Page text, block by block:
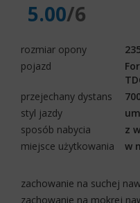
5.00/6
rozmiar opony
pojazd
przejechany dystans
styl jazdy
sposób nabycia
z
miejsce użytkowania
w
zachowanie na suchej
zachowanie na mokrej